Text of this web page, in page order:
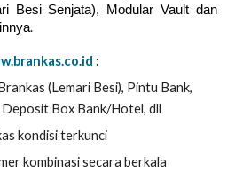
Besi Senjata), Modular Vault dan
.
:
(Lemari Besi), Pintu Bank,
Deposit Box Bank/Hotel, dll
kondisi terkunci
kombinasi secara berkala